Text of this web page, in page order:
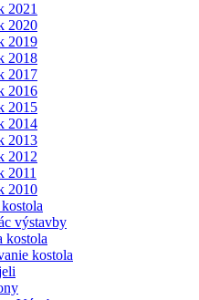
2021
2020
2019
2018
2017
2016
2015
2014
2013
2012
2011
2010
výstavby
kostola
kostola